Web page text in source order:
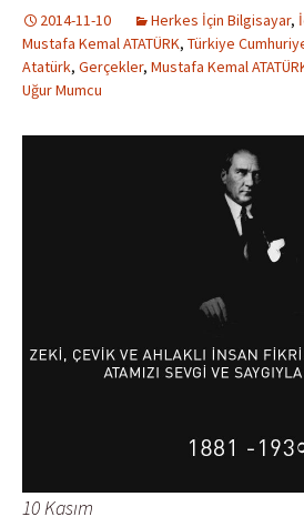
2014-11-10 Herkes İçin Bilgisayar,
Mustafa Kemal ATATÜRK, Türkiye
Atatürk, Gerçekler, Mustafa Kemal
Uğur Mumcu
10 Kasım